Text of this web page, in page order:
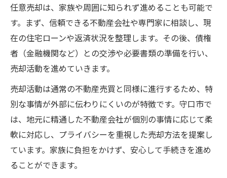
任意売却は、家族や周囲に知られず進めることも可能で
す。まず、信頼できる不動産会社や専門家に相談し、現
在の住宅ローンや返済状況を整理します。その後、債権
者（金融機関など）との交渉や必要書類の準備を行い、
売却活動を進めていきます。
売却活動は通常の不動産売買と同様に進行するため、特
別な事情が外部に伝わりにくいのが特徴です。守口市で
は、地元に精通した不動産会社が個別の事情に応じて柔
軟に対応し、プライバシーを重視した売却方法を提案し
ています。家族に負担をかけず、安心して手続きを進め
ることができます。